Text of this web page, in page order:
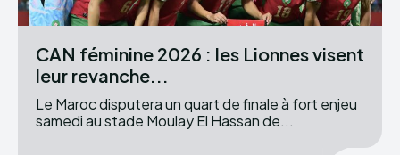
CAN féminine 2026 : les Lionnes visent
leur revanche...
Le Maroc disputera un quart de finale à fort enjeu
samedi au stade Moulay El Hassan de...